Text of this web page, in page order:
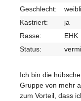
Geschlecht:
Kastriert:
ja
Rasse:
EHK
Status:
Ich bin die
Gruppe von mehr
zum Vorteil, dass